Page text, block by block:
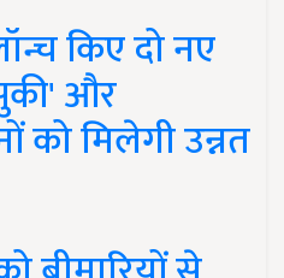
किए दो नए
और
को मिलेगी उन्नत